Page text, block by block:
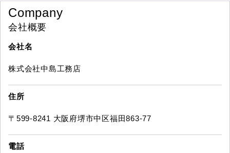
Company
会社概要
会社名
株式会社中島工務店
住所
〒599-8241 大阪府堺市中区福田863-77
電話